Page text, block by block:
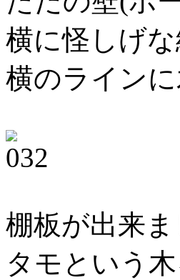
横に怪しげ
横のライン
棚板が出来
タモという